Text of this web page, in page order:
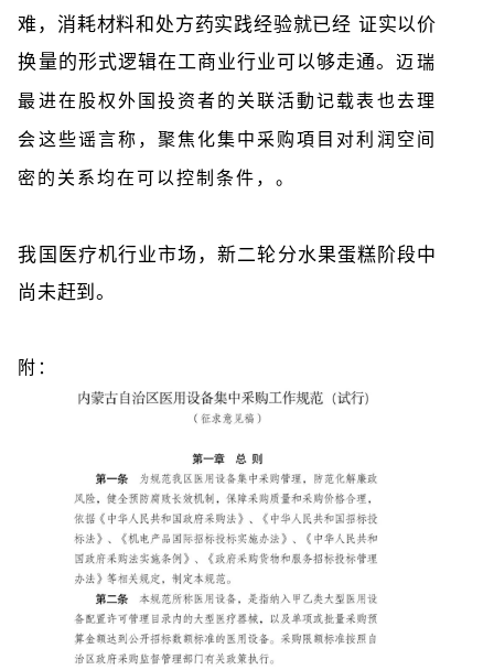
难，消耗材料和处方药实践经验就已经 证实以价
换量的形式逻辑在工商业行业可以够走通。迈瑞
最进在股权外国投资者的关联活動记载表也去理
会这些谣言称， 聚焦化集中采购項目对利润空间
密的关系均在可以控制条件，。
我国医疗机行业市场，新二轮分水果蛋糕阶段中
尚未赶到。
附：